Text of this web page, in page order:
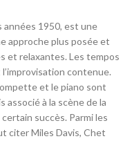
années 1950, est une
approche plus posée et
et relaxantes. Les tempos
contenue.
et le piano sont
associé à la scène de la
succès. Parmi les
citer Miles Davis, Chet